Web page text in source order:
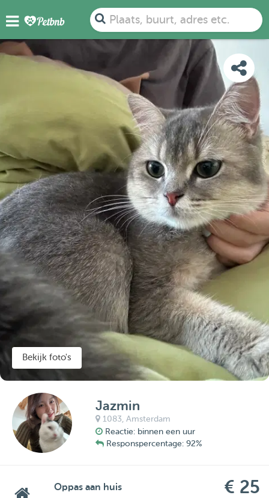
Plaats, buurt, adres etc.
FOTO'S DETAILS BESCHIKBAARHEID
KAART
Bekijk foto's
Jazmin
1083,Amsterdam
Reactie: binnen een uur
Responspercentage: 92%
Oppas aan huis € 25